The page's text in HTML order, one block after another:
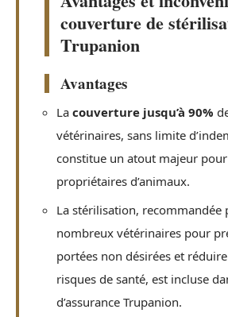
couverture de
Trupanion
Avantages
La couverture jusqu’à 90%
vétérinaires, sans limite
constitue un atout majeur
propriétaires d’animaux.
La stérilisation, recommandée
nombreux vétérinaires pour
portées non désirées et
risques de santé, est incluse
d’assurance Trupanion.